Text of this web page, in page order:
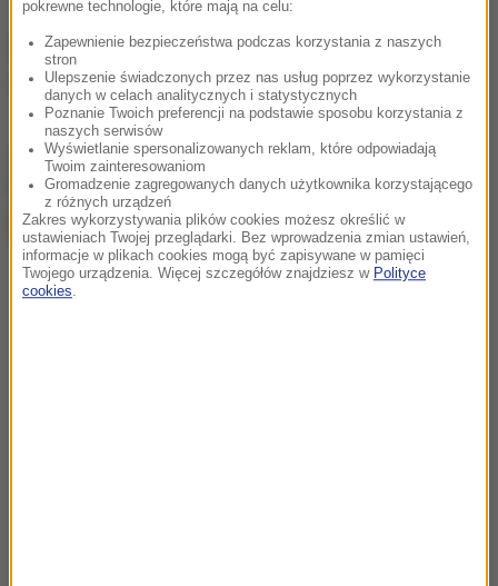
Źródło: RMF FM
Tagi:pedofilia
chcesz widzieć więcej artykułów od RMF24?dodaj w
Google
pokrewne technologie, które mają na celu:
Zapewnienie bezpieczeństwa podczas korzystania z naszych
stron
Ulepszenie świadczonych przez nas usług poprzez wykorzystanie
danych w celach analitycznych i statystycznych
Poznanie Twoich preferencji na podstawie sposobu korzystania z
naszych serwisów
Wyświetlanie spersonalizowanych reklam, które odpowiadają
Twoim zainteresowaniom
Gromadzenie zagregowanych danych użytkownika korzystającego
z różnych urządzeń
Zakres wykorzystywania plików cookies możesz określić w
ustawieniach Twojej przeglądarki. Bez wprowadzenia zmian ustawień,
informacje w plikach cookies mogą być zapisywane w pamięci
Twojego urządzenia. Więcej szczegółów znajdziesz w Polityce
cookies.